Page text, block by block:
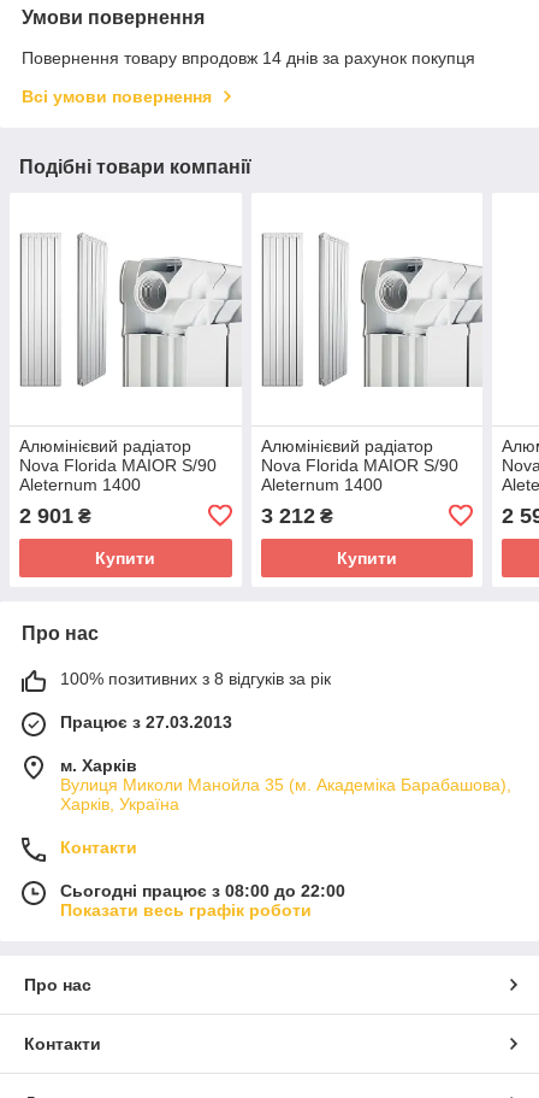
Умови повернення
Повернення товару впродовж 14 днів за рахунок покупця
Всі умови повернення
Подібні товари компанії
Алюмінієвий радіатор
Nova Florida MAIOR S/90
Aleternum 1400
2 901 ₴
Купити
Алюмінієвий радіатор
Nova Florida MAIOR S/90
Aleternum 1400
3 212₴
Купити
2
Про нас
100% позитивних з 8 відгуків за рік
Працює з 27.03.2013
м. Харків
Вулиця Миколи Манойла 35 (м. Академіка Барабашова),
Харків, Україна
Контакти
Сьогодні працює з 08:00 до 22:00
Показати весь графік роботи
Про нас
Контакти